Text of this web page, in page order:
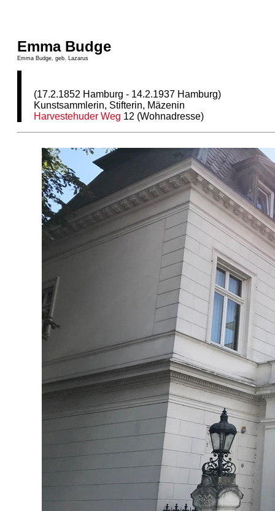
Emma Budge
Emma Budge, geb. Lazarus
(17.2.1852 Hamburg - 14.2.1937 Hamburg)
Kunstsammlerin, Stifterin, Mäzenin
Harvestehuder Weg 12 (Wohnadresse)